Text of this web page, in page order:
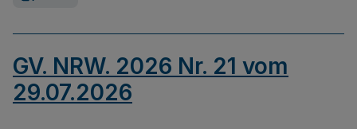
GV. NRW. 2026 Nr. 21 vom
29.07.2026